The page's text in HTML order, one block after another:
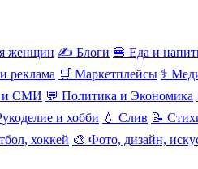
женщин ✍️ Блоги 🍔 Еда и
реклама 🛒 Маркетплейсы ⚕️
и СМИ 💬 Политика и Экономика
и хобби 💧 Слив 📝
хоккей 🎨 Фото, дизайн,